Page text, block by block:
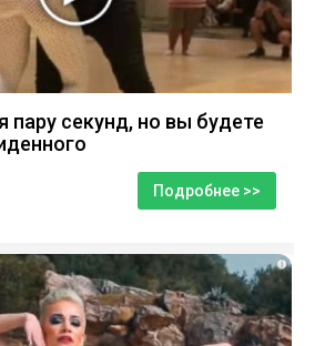
пару секунд, но вы будете
Подробнее >>
i